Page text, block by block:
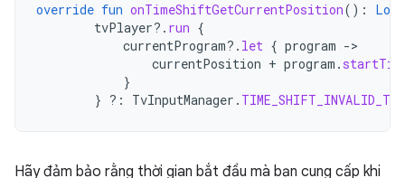
override fun onTimeShiftGetCurrentPosition():
Long
tvPlayer?. run {
currentProgram?. let { program -
currentPosition + program .
}
} ?: TvInputManager .
Hãy đảm bảo rằng thời gian bắt đầu mà bạn cung cấp khi